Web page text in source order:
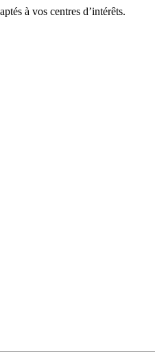
à vos centres d’intérêts.